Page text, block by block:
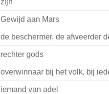
zijn
Gewijd aan Mars
de beschermer, de afweerder
rechter gods
overwinnaar bij het volk, bij
iemand van adel